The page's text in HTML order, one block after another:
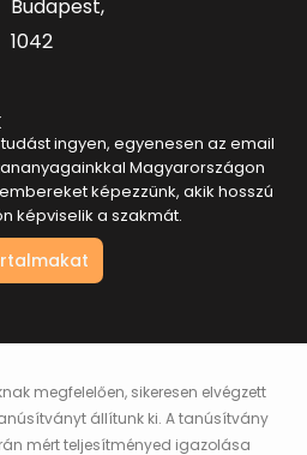
Budapest,
1042
ingyen, egyenesen az email
Magyarországon
képezzünk, akik hosszú
képviselik a szakmát.
megfelelően, sikeresen elvégzett
állítunk ki. A tanúsítvány
mért teljesítményed igazolása